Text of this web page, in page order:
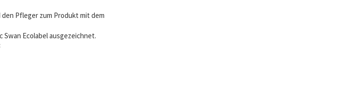
Pfleger zum Produkt mit dem
Ecolabel ausgezeichnet.